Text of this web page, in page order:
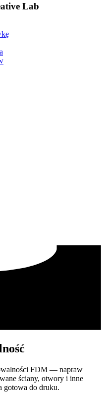
Lab
FDM — napraw
ściany, otwory i inne
gotowa do druku.